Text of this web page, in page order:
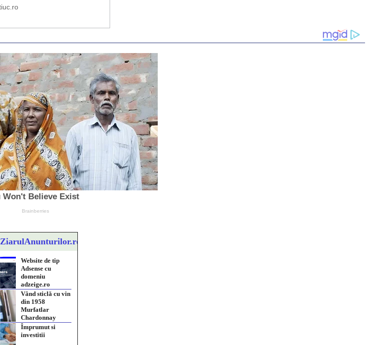
ZiarulAnunturilor.ro
Website de tip
Adsense cu
domeniu
adzeige.ro
Vând sticlă cu vin
din 1958
Murfatlar
Chardonnay
Împrumut si
investitii